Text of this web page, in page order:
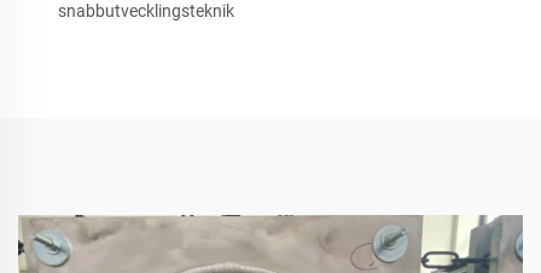
snabbutvecklingsteknik